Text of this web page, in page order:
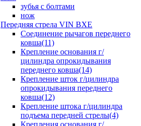
зубья с болтами
нож
Передняя стрела VIN BXE
Cоединение рычагов переднего
ковша(11)
Крепление основания г/
цилиндра опрокидывания
переднего ковша(14)
Крепление шток г/цилиндра
опрокидывания переднего
ковша(12)
Крепление штока г/цилиндра
подъема передней стрелы(4)
Крепления основания г/